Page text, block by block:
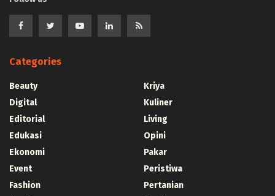
Categories
Beauty
Digital
Editorial
Edukasi
Ekonomi
Event
Fashion
Kriya
Kuliner
Living
Opini
Pakar
Peristiwa
Pertanian